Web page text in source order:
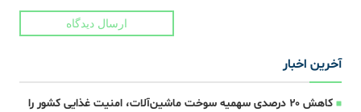
ارسال دیدگاه
آخرین اخبار
کاهش ۲۰ درصدی سهمیه سوخت ماشین‌آلات، امنیت غذایی کشور را